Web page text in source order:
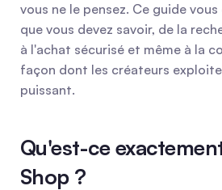
vous ne le pensez. Ce guide
que vous devez savoir, de la
à l'achat sécurisé et même à la
façon dont les créateurs
puissant.
Qu'est-ce
Shop ?